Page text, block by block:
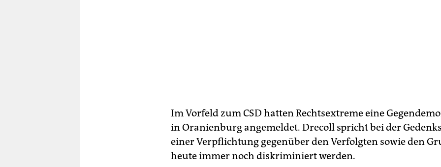
Im Vorfeld zum CSD hatten Rechtsextreme eine
in Oranienburg angemeldet. Drecoll spricht bei der
einer Verpflichtung gegenüber den Verfolgten sowie den
heute immer noch diskriminiert werden.